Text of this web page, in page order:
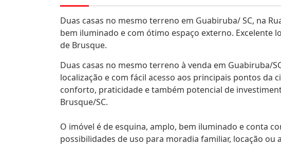
Duas casas no mesmo terreno em Guabiruba/ SC, na
bem iluminado e com ótimo espaço externo. Excelente
de Brusque.
Duas casas no mesmo terreno à venda em Guabiruba/
localização e com fácil acesso aos principais pontos
conforto, praticidade e também potencial de
Brusque/SC.
O imóvel é de esquina, amplo, bem iluminado e conta
possibilidades de uso para moradia familiar, locação